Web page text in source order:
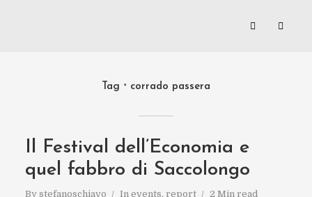
Tag corrado passera
Il Festival dell’Economia e
quel fabbro di Saccolongo
By stefanoschiavo In events, report 2 Min read